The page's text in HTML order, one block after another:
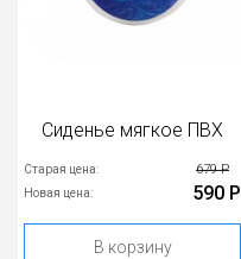
Сиденье мягкое ПВХ
Старая цена: 679 Р
Новая цена: 590 Р
В корзину